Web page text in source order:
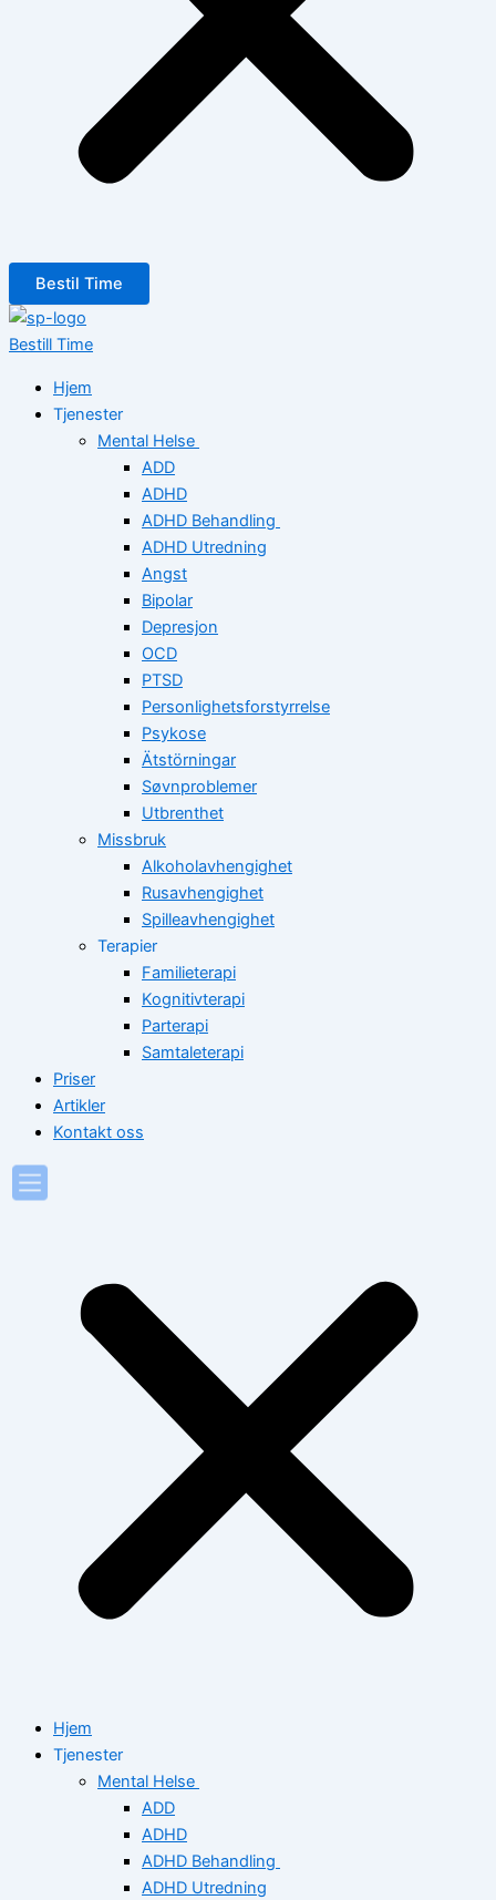
Bestil Time
Bestill Time
Hjem
Tjenester
Mental Helse
ADD
ADHD
ADHD Behandling
ADHD Utredning
Angst
Bipolar
Depresjon
OCD
PTSD
Personlighetsforstyrrelse
Psykose
Ätstörningar
Søvnproblemer
Utbrenthet
Missbruk
Alkoholavhengighet
Rusavhengighet
Spilleavhengighet
Terapier
Familieterapi
Kognitivterapi
Parterapi
Samtaleterapi
Priser
Artikler
Kontakt oss
Hjem
Tjenester
Mental Helse
ADD
ADHD
ADHD Behandling
ADHD Utredning